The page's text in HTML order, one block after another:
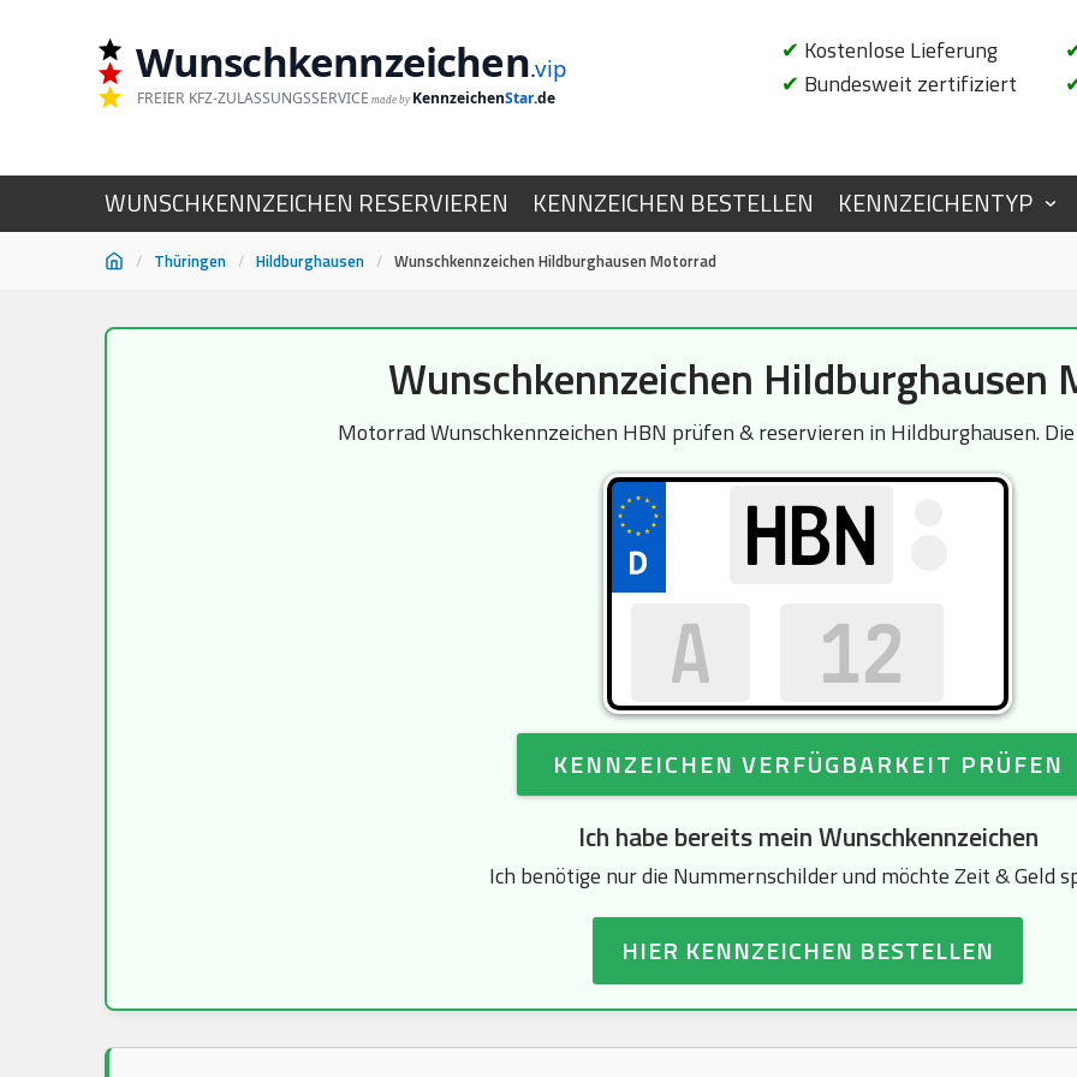
Wunschkennzeichen.vip
FREIER KFZ-ZULASSUNGSSERVICE made by KennzeichenStar.de
✔ Kostenlose Lieferung
✔ Bundesweit zertifiziert
WUNSCHKENNZEICHEN RESERVIEREN KENNZEICHEN BESTELLEN KENNZEICHENTYP
/ Thüringen / Hildburghausen / Wunschkennzeichen Hildburghausen Motorrad
Wunschkennzeichen Hildburghausen
Motorrad Wunschkennzeichen HBN prüfen & reservieren in Hildburghausen.
KENNZEICHEN VERFÜGBARKEIT PRÜFEN
Ich habe bereits mein Wunschkennzeichen
Ich benötige nur die Nummernschilder und möchte Zeit & Geld
HIER KENNZEICHEN BESTELLEN